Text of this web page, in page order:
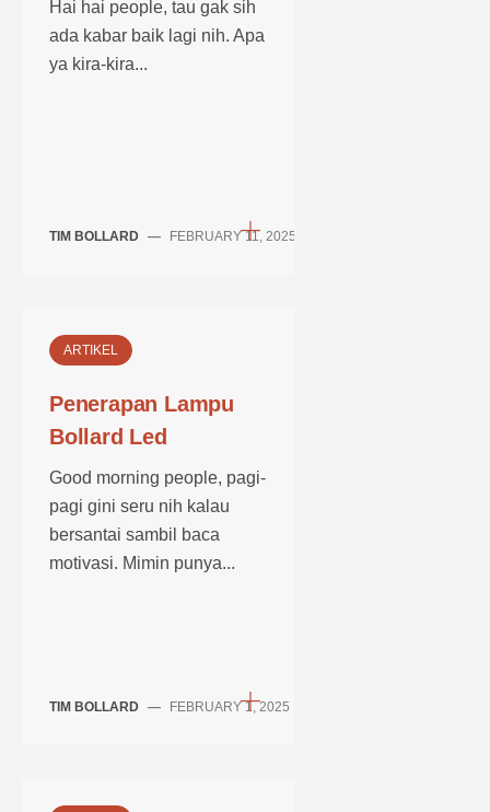
Hai hai people, tau gak sih
ada kabar baik lagi nih. Apa
ya kira-kira...
TIM BOLLARD — FEBRUARY 11, 2025
ARTIKEL
Penerapan Lampu
Bollard Led
Good morning people, pagi-
pagi gini seru nih kalau
bersantai sambil baca
motivasi. Mimin punya...
TIM BOLLARD — FEBRUARY 1, 2025